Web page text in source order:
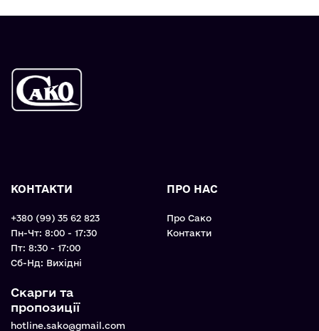
КОНТАКТИ
+380 (99) 35 62 823
Пн-Чт: 8:00 - 17:30
Пт: 8:30 - 17:00
Cб-Нд: Вихідні
Скарги та
пропозиції
hotline.sako@gmail.com
ПРО НАС
Про Сако
Контакти